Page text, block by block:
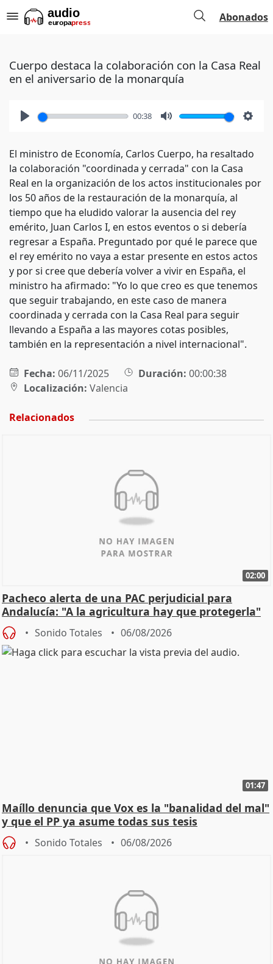
Abonados
Cuerpo destaca la colaboración con la Casa Real
en el aniversario de la monarquía
00:38
El ministro de Economía, Carlos Cuerpo, ha resaltado
la colaboración "coordinada y cerrada" con la Casa
Real en la organización de los actos institucionales por
los 50 años de la restauración de la monarquía, al
tiempo que ha eludido valorar la ausencia del rey
emérito, Juan Carlos I, en estos eventos o si debería
regresar a España. Preguntado por qué le parece que
el rey emérito no vaya a estar presente en estos actos
y por si cree que debería volver a vivir en España, el
ministro ha afirmado: "Yo lo que creo es que tenemos
que seguir trabajando, en este caso de manera
coordinada y cerrada con la Casa Real para seguir
llevando a España a las mayores cotas posibles,
también en la representación a nivel internacional".
Fecha: 06/11/2025 Duración: 00:00:38
Localización: Valencia
Relacionados
02:00
Pacheco alerta de una PAC perjudicial para
Andalucía: "A la agricultura hay que protegerla"
Sonido Totales 06/08/2026
01:47
Maíllo denuncia que Vox es la "banalidad del mal"
y que el PP ya asume todas sus tesis
Sonido Totales 06/08/2026